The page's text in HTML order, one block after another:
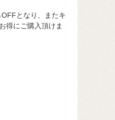
となり、またキ
得にご購入頂けま